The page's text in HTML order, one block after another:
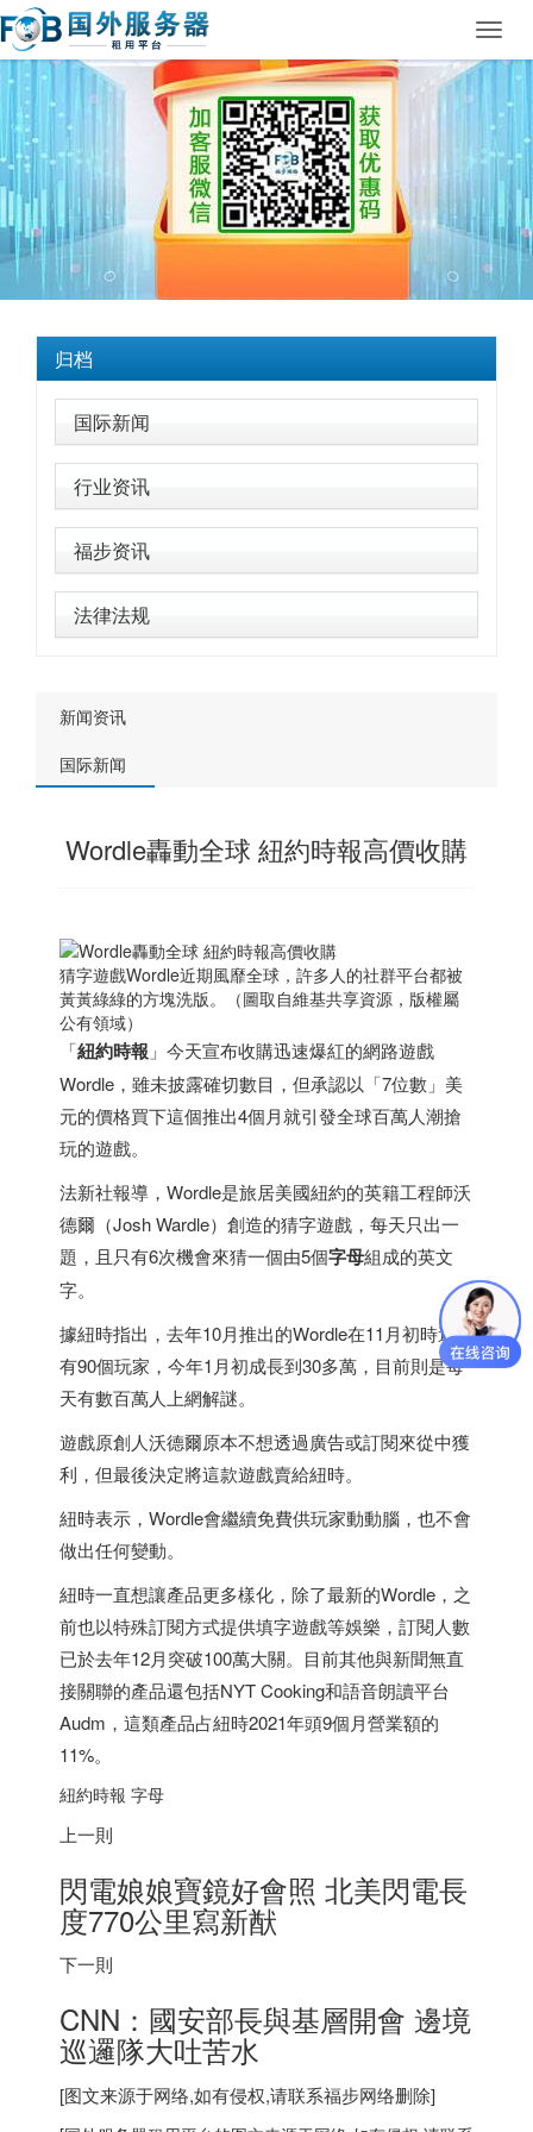
归档
国际新闻
行业资讯
福步资讯
法律法规
新闻资讯
国际新闻
Wordle轟動全球 紐約時報高價收購
猜字遊戲Wordle近期風靡全球，許多人的社群平台都被
黃黃綠綠的方塊洗版。（圖取自維基共享資源，版權屬
公有領域）
「紐約時報 」今天宣布收購迅速爆紅的網路遊戲
Wordle，雖未披露確切數目，但承認以「7位數」美
元的價格買下這個推出4個月就引發全球百萬人潮搶
玩的遊戲。
法新社報導，Wordle是旅居美國紐約的英籍工程師沃
德爾（Josh Wardle）創造的猜字遊戲，每天只出一
題，且只有6次機會來猜一個由5個字母組成的英文
字。
據紐時指出，去年10月推出的Wordle在11月初時還只
有90個玩家，今年1月初成長到30多萬，目前則是每
天有數百萬人上網解謎。
遊戲原創人沃德爾原本不想透過廣告或訂閱來從中獲
利，但最後決定將這款遊戲賣給紐時。
紐時表示，Wordle會繼續免費供玩家動動腦，也不會
做出任何變動。
紐時一直想讓產品更多樣化，除了最新的Wordle，之
前也以特殊訂閱方式提供填字遊戲等娛樂，訂閱人數
已於去年12月突破100萬大關。目前其他與新聞無直
接關聯的產品還包括NYT Cooking和語音朗讀平台
Audm，這類產品占紐時2021年頭9個月營業額的
11%。
紐約時報 字母
上一則
閃電娘娘寶鏡好會照 北美閃電長
度770公里寫新猷
下一則
CNN：國安部長與基層開會 邊境
巡邏隊大吐苦水
[图文来源于网络,如有侵权,请联系福步网络删除]